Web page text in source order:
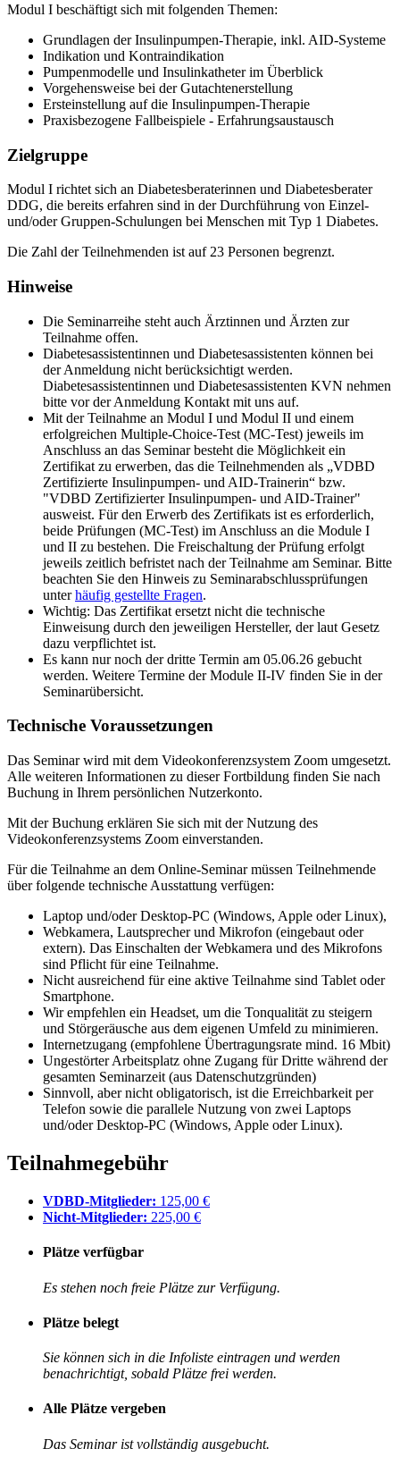
Modul I beschäftigt sich mit folgenden Themen:
Grundlagen der Insulinpumpen-Therapie, inkl. AID-Systeme
Indikation und Kontraindikation
Pumpenmodelle und Insulinkatheter im Überblick
Vorgehensweise bei der Gutachtenerstellung
Ersteinstellung auf die Insulinpumpen-Therapie
Praxisbezogene Fallbeispiele - Erfahrungsaustausch
Zielgruppe
Modul I richtet sich an Diabetesberaterinnen und Diabetesberater
DDG, die bereits erfahren sind in der Durchführung von Einzel-
und/oder Gruppen-Schulungen bei Menschen mit Typ 1 Diabetes.
Die Zahl der Teilnehmenden ist auf 23 Personen begrenzt.
Hinweise
Die Seminarreihe steht auch Ärztinnen und Ärzten zur
Teilnahme offen.
Diabetesassistentinnen und Diabetesassistenten können bei
der Anmeldung nicht berücksichtigt werden.
Diabetesassistentinnen und Diabetesassistenten KVN nehmen
bitte vor der Anmeldung Kontakt mit uns auf.
Mit der Teilnahme an Modul I und Modul II und einem
erfolgreichen Multiple-Choice-Test (MC-Test) jeweils im
Anschluss an das Seminar besteht die Möglichkeit ein
Zertifikat zu erwerben, das die Teilnehmenden als „VDBD
Zertifizierte Insulinpumpen- und AID-Trainerin“ bzw.
"VDBD Zertifizierter Insulinpumpen- und AID-Trainer"
ausweist. Für den Erwerb des Zertifikats ist es erforderlich,
beide Prüfungen (MC-Test) im Anschluss an die Module I
und II zu bestehen. Die Freischaltung der Prüfung erfolgt
jeweils zeitlich befristet nach der Teilnahme am Seminar. Bitte
beachten Sie den Hinweis zu Seminarabschlussprüfungen
unterhäufig gestellte Fragen.
Wichtig: Das Zertifikat ersetzt nicht die technische
Einweisung durch den jeweiligen Hersteller, der laut Gesetz
dazu verpflichtet ist.
Es kann nur noch der dritte Termin am 05.06.26 gebucht
werden. Weitere Termine der Module II-IV finden Sie in der
Seminarübersicht.
Technische Voraussetzungen
Das Seminar wird mit dem Videokonferenzsystem Zoom umgesetzt.
Alle weiteren Informationen zu dieser Fortbildung finden Sie nach
Buchung in Ihrem persönlichen Nutzerkonto.
Mit der Buchung erklären Sie sich mit der Nutzung des
Videokonferenzsystems Zoom einverstanden.
Für die Teilnahme an dem Online-Seminar müssen Teilnehmende
über folgende technische Ausstattung verfügen:
Laptop und/oder Desktop-PC (Windows, Apple oder Linux),
Webkamera, Lautsprecher und Mikrofon (eingebaut oder
extern). Das Einschalten der Webkamera und des Mikrofons
sind Pflicht für eine Teilnahme.
Nicht ausreichend für eine aktive Teilnahme sind Tablet oder
Smartphone.
Wir empfehlen ein Headset, um die Tonqualität zu steigern
und Störgeräusche aus dem eigenen Umfeld zu minimieren.
Internetzugang (empfohlene Übertragungsrate mind. 16 Mbit)
Ungestörter Arbeitsplatz ohne Zugang für Dritte während der
gesamten Seminarzeit (aus Datenschutzgründen)
Sinnvoll, aber nicht obligatorisch, ist die Erreichbarkeit per
Telefon sowie die parallele Nutzung von zwei Laptops
und/oder Desktop-PC (Windows, Apple oder Linux).
Teilnahmegebühr
VDBD-Mitglieder: 125,00 €
Nicht-Mitglieder: 225,00 €
Plätze verfügbar
Es stehen noch freie Plätze zur Verfügung.
Plätze belegt
Sie können sich in die Infoliste eintragen und werden
benachrichtigt, sobald Plätze frei werden.
Alle Plätze vergeben
Das Seminar ist vollständig ausgebucht.